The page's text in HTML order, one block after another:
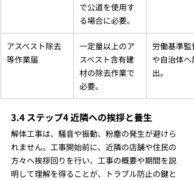
で公道を使用す
る場合に必要。
アスベスト除去
等作業届
一定量以上のア
スベスト含有建
材の除去作業で
必要。
労働基準監
や自治体へ届
出。
3.4 ステップ4 近隣への挨拶と養生
解体工事は、騒音や振動、粉塵の発生が避けら
れません。工事開始前に、近隣の店舗や住民の
方々へ挨拶回りを行い、工事の概要や期間を説
明して理解を得ることが、トラブル防止の鍵と